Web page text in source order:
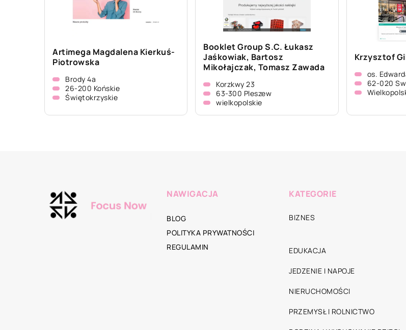
Artimega Magdalena Kierkuś-
Piotrowska
Brody 4a
26-200 Końskie
Świętokrzyskie
Booklet Group S.C. Łukasz
Jaśkowiak, Bartosz
Mikołajczak, Tomasz Zawada
Korzkwy 23
63-300 Pleszew
wielkopolskie
Krzysztof
os.
62-020
NAWIGACJA
BLOG
POLITYKA PRYWATNOŚCI
REGULAMIN
KATEGORIE
BIZNES
EDUKACJA
JEDZENIE I NAPOJE
NIERUCHOMOŚCI
PRZEMYSŁ I ROLNICTWO